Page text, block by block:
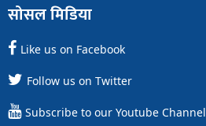
सोसल मिडिया
Like us on Facebook
Follow us on Twitter
Subscribe to our Youtube Channel